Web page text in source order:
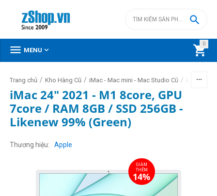
0


 MENU 
Trang chủ / Kho Hàng Cũ / iMac - Mac mini - Mac Studio Cũ / iMac
iMac 24" 2021 - M1 8core, GPU
7core / RAM 8GB / SSD 256GB -
Likenew 99% (Green)
Thương hiệu Apple